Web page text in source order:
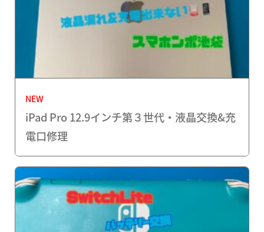
NEW
iPad Pro 12.9インチ第３世代・液晶交換&充
電口修理